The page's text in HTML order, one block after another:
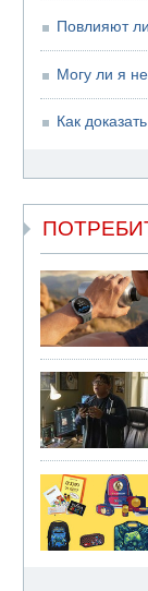
Повлияют
Могу ли я
Как